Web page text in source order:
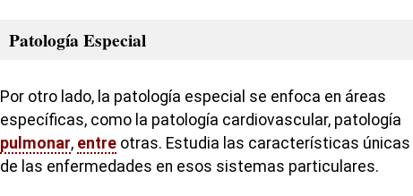
Patología Especial
Por otro lado, la patología especial se enfoca en áreas
específicas, como la patología cardiovascular, patología
pulmonar, entre otras. Estudia las características únicas
de las enfermedades en esos sistemas particulares.